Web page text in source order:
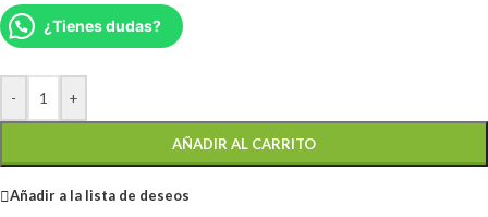
¿Tienes dudas?
- +
AÑADIR AL CARRITO
Añadir a la lista de deseos